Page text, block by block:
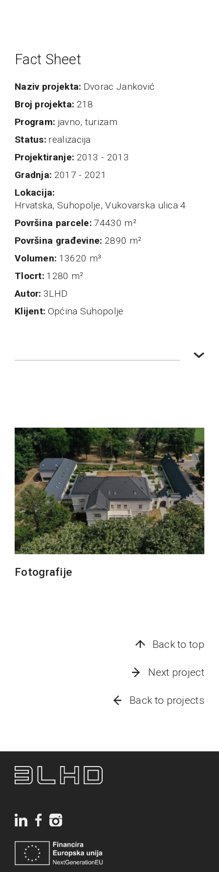
Fact Sheet
naziv projekta Dvorac Janković
broj projekta 218
program javno, turizam
status realizacija
projektiranje 2013 - 2013
Gradnja 2017 - 2021
Lokacija
Hrvatska, Suhopolje, Vukovarska ulica 4
Površina parcele 74430 m²
Površina građevine 2890 m²
Volumen 13620 m³
Tlocrt 1280 m²
autor 3LHD
klijent Općina Suhopolje
Fotografije
Back to top
Next project
Back to projects